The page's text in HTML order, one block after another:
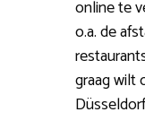
online te
o.a. de
graag wilt